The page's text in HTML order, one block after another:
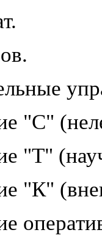
"С"
"Т"
"К"